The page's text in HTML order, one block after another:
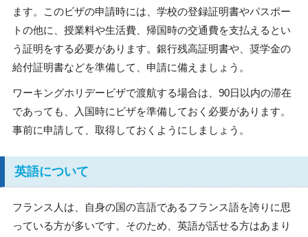
ます。このビザの申請時には、学校の登録証明書やパスポー
トの他に、授業料や生活費、帰国時の交通費を支払えるとい
う証明をする必要があります。銀行残高証明書や、奨学金の
給付証明書などを準備して、申請に備えましょう。
ワーキングホリデービザで渡航する場合は、90日以内の滞在
であっても、入国時にビザを準備しておく必要があります。
事前に申請して、取得しておくようにしましょう。
英語について
フランス人は、自身の国の言語であるフランス語を誇りに思
っている方が多いです。そのため、英語が話せる方はあまり